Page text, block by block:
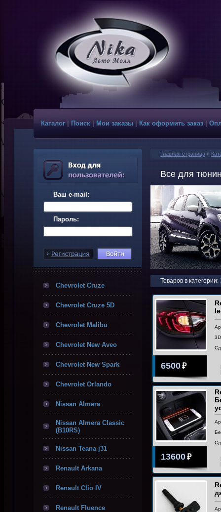
Каталог Поиск|Мои заказы|Как оформить заказ
Ваш e-mail:
Пароль:
Chevrolet Cruze
Chevrolet Cruze 5D
Chevrolet Malibu
Chevrolet New Aveo
Chevrolet New Spark
Chevrolet Orlando
Nissan Almera
Nissan Almera Classic
(B10RS)
Nissan Teana j31
Renault Arkana
Renault Clio IV
Renault Fluence
Главная страница »
Все для
Товаров в категории:
6500₽
13600₽